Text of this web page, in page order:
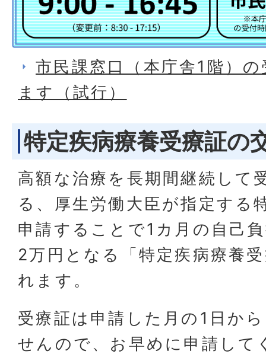
市民課窓口（本庁舎1階）
ます（試行）
特定疾病療養受療証の
高額な治療を長期間継続して
る、厚生労働大臣が指定する
申請することで1カ月の自己
2万円となる「特定疾病療養
れます。
受療証は申請した月の1日か
せんので、お早めに申請して